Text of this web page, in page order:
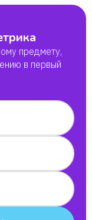
предмету,
в первый